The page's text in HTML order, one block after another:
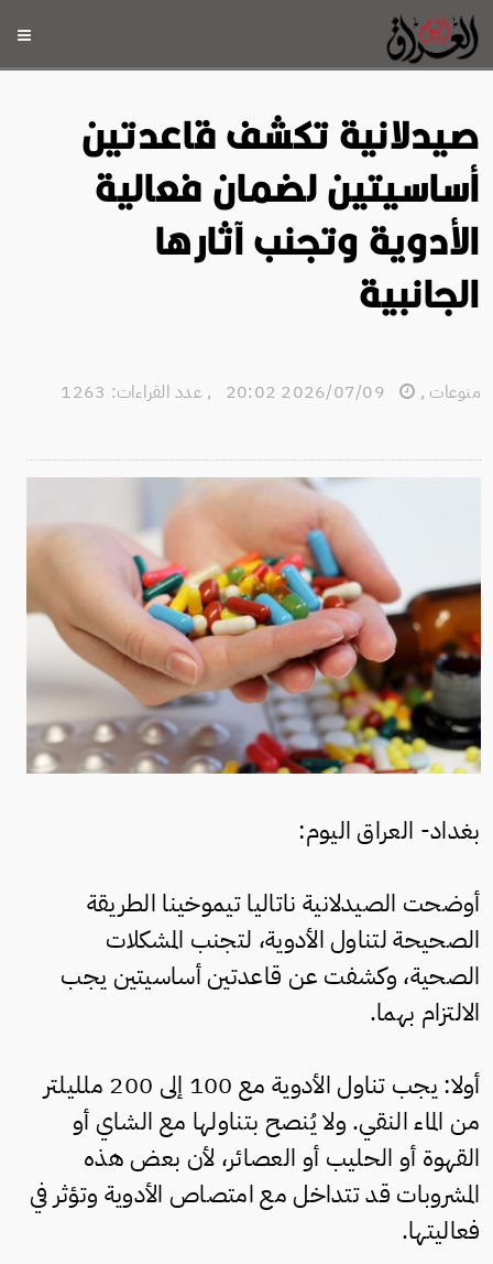
صيدلانية تكشف قاعدتين
أساسيتين لضمان فعالية
الأدوية وتجنب آثارها
الجانبية
منوعات ,
, عدد القراءات: 1263
بغداد- العراق اليوم:
أوضحت الصيدلانية ناتاليا تيموخينا الطريقة
الصحيحة لتناول الأدوية، لتجنب المشكلات
الصحية، وكشفت عن قاعدتين أساسيتين يجب
الالتزام بهما.
أولا: يجب تناول الأدوية مع 100 إلى 200 ملليلتر
من الماء النقي. ولا يُنصح بتناولها مع الشاي أو
القهوة أو الحليب أو العصائر، لأن بعض هذه
المشروبات قد تتداخل مع امتصاص الأدوية وتؤثر في
فعاليتها.